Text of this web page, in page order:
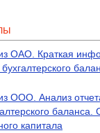
ОАО. Краткая
ООО. Анализ
капитала